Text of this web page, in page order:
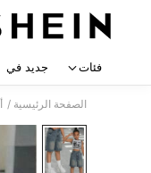
فئات جديد في
الصفحة الرئيسية /